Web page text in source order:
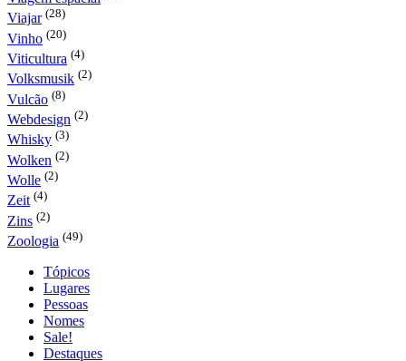
Viajar (28)
Vinho (20)
Viticultura (4)
Volksmusik (2)
Vulcão (8)
Webdesign (2)
Whisky (3)
Wolken (2)
Wolle (2)
Zeit (4)
Zins (2)
Zoologia (49)
Tópicos
Lugares
Pessoas
Nomes
Sale!
Destaques